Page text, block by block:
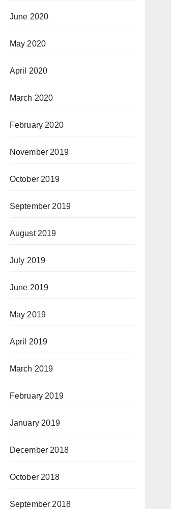
June 2020
May 2020
April 2020
March 2020
February 2020
November 2019
October 2019
September 2019
August 2019
July 2019
June 2019
May 2019
April 2019
March 2019
February 2019
January 2019
December 2018
October 2018
September 2018